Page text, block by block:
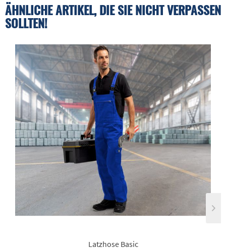
ÄHNLICHE ARTIKEL, DIE SIE NICHT VERPASSEN
SOLLTEN!
Latzhose Basic